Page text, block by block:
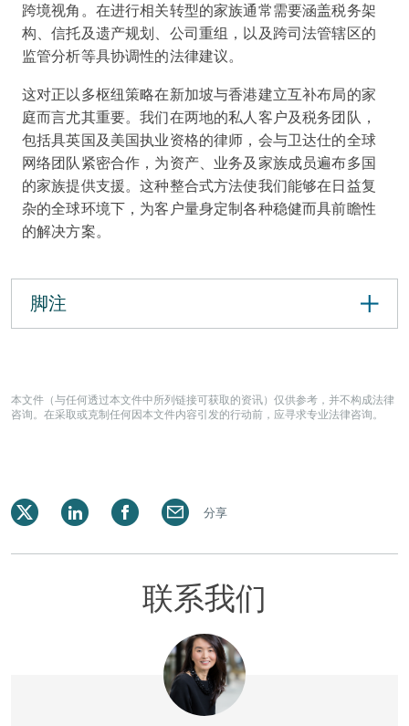
跨境视角。在进行相关转型的家族通常需要涵盖税务架
构、信托及遗产规划、公司重组，以及跨司法管辖区的
监管分析等具协调性的法律建议。
这对正以多枢纽策略在新加坡与香港建立互补布局的家
庭而言尤其重要。我们在两地的私人客户及税务团队，
包括具英国及美国执业资格的律师，会与卫达仕的全球
网络团队紧密合作，为资产、业务及家族成员遍布多国
的家族提供支援。这种整合式方法使我们能够在日益复
杂的全球环境下，为客户量身定制各种稳健而具前瞻性
的解决方案。
脚注
本文件（与任何透过本文件中所列链接可获取的资讯）仅供参考，并不构成法律
咨询。在采取或克制任何因本文件内容引发的行动前，应寻求专业法律咨询。
分享
联系我们